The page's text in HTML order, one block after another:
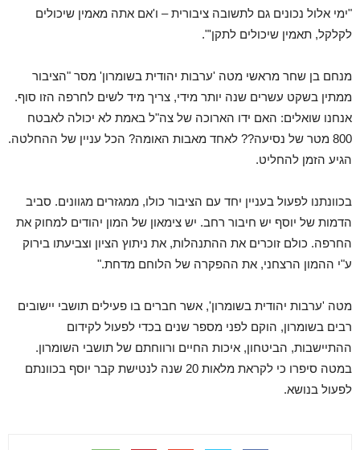
"ימי אלול נכונים גם לתשובה ציבורית – ו'אם אתה מאמין שיכולים
לקלקל, תאמין שיכולים לתקן'".
מנחם בן שחר מראשי מטה 'ערבות יהודית בשומרון' מסר "הציבור
ממתין בשקט עשרים שנה יותר מידי, צריך מיד לשים לחרפה הזו סוף.
אנחנו שואלים: האם ידו הארוכה של צה"ל באמת לא יכולה לאבטח
800 מטר של נסיעה?? לאחד מאבות האומה? הכל עניין של ההחלטה.
הגיע הזמן להחליט.
בכוונתנו לפעול בעניין יחד עם הציבור כולו, ממגזרים מגוונים. סביב
הדמות של יוסף יש חיבור רחב. יש צימאון של המון יהודים למחוק את
החרפה. כולם זוכרים את ההתנהלות, את ניתוץ הציון וצביעתו בירוק
ע"י ההמון הרצחני, את ההפקרה של הלוחם מדחת."
מטה 'ערבות יהודית בשומרון', אשר חברים בו פעילים תושבי יישובים
רבים בשומרון, הוקם לפני מספר שנים בכדי לפעול לקידום
ההתיישבות, הביטחון, איכות החיים ורווחתם של תושבי השומרון.
במטה סיפרו כי לקראת מלאות 20 שנה לנטישת קבר יוסף בכוונתם
לפעול בנושא.